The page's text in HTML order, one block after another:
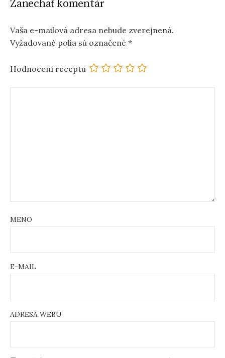
Zanechať komentár
Vaša e-mailová adresa nebude zverejnená.
Vyžadované polia sú označené *
Hodnocení receptu
MENO
E-MAIL
ADRESA WEBU